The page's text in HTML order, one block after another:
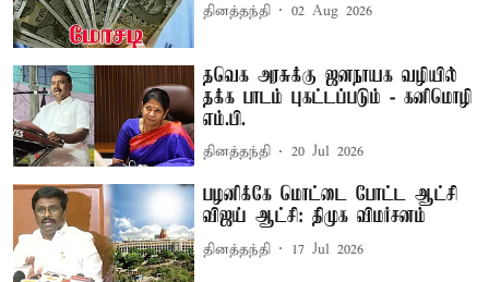
தினத்தந்தி 02 Aug 2026
தவெக அரசுக்கு ஜனநாயக வழியில்
தக்க பாடம் புகட்டப்படும் - கனிமொழி
எம்.பி.
தினத்தந்தி 20 Jul 2026
பழனிக்கே மொட்டை போட்ட ஆட்சி
விஜய் ஆட்சி: திமுக விமர்சனம்
தினத்தந்தி 17 Jul 2026